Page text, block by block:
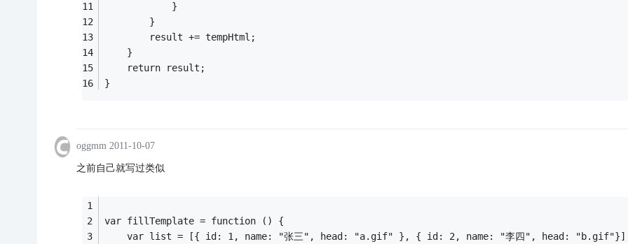
            }
        }
        result += tempHtml;
    }
    return result;
}
oggmm 2011-10-07
之前自己就写过类似
var fillTemplate = function () {
var list = [{ id: 1, name: "张三", head: "a.gif" }, { id: 2, name: "李四", head: